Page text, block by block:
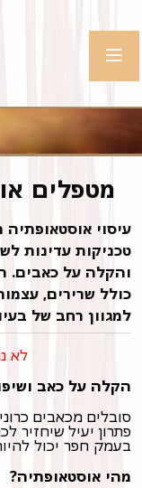
מטפלים
עיסוי אוסטאופתיה
טכניקות עדינות
והקלה על כאבים.
כולל שרירים,
למגוון רחב של
לא
הקלה על כאב
סובלים מכאבים
פתרון יעיל שיחזיר
בעמק חפר יכול
מהי אוסטאופתיה?